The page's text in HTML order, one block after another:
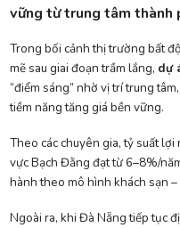
vững từ trung tâm thành
Trong bối cảnh thị trường bất
mẽ sau giai đoạn trầm lắng, dự
“điểm sáng” nhờ vị trí trung
tiềm năng tăng giá bền vững.
Theo các chuyên gia, tỷ suất
vực Bạch Đằng đạt từ 6–8%/
hành theo mô hình khách sạn
Ngoài ra, khi Đà Nẵng tiếp tục